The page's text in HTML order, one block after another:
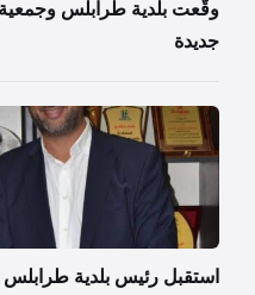
وقّعت بلدية طرابلس
جديدة
استقبل رئيس بلدية طرابلس